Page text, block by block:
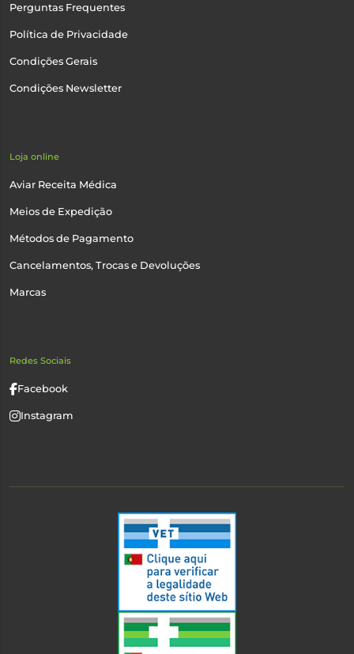
Perguntas Frequentes
Política de Privacidade
Condições Gerais
Condições Newsletter
Loja online
Aviar Receita Médica
Meios de Expedição
Métodos de Pagamento
Cancelamentos, Trocas e Devoluções
Marcas
Redes Sociais
Facebook
Instagram